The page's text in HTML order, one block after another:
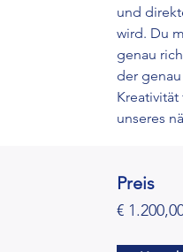
und
wird. Du
genau
der
unseres
Preis
€